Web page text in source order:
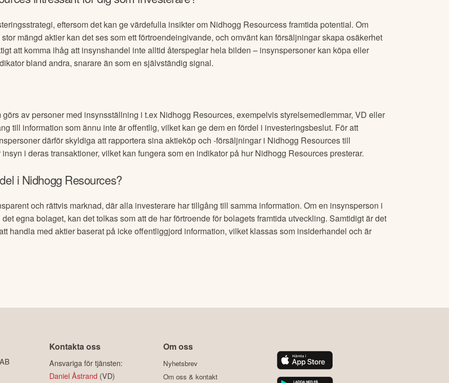
eftersom det kan ge värdefulla insikter om Nidhogg Resourcess framtida potential. Om
mängd aktier kan det ses som ett förtroendeingivande, och omvänt kan försäljningar skapa osäkerhet
att komma ihåg att insynshandel inte alltid återspeglar hela bilden – insynspersoner kan köpa eller
bland andra, snarare än som en självständig signal.
av personer med insynsställning i t.ex Nidhogg Resources, exempelvis styrelsemedlemmar, VD eller
till information som ännu inte är offentlig, vilket kan ge dem en fördel i investeringsbeslut. För att
därför skyldiga att rapportera sina aktieköp och -försäljningar i Nidhogg Resourcestill
i deras transaktioner, vilket kan fungera som en indikator på hur Nidhogg Resources presterar.
i Nidhogg Resources?
och rättvis marknad, där alla investerare har tillgång till samma information. Om en insynsperson i
egna bolaget, kan det tolkas som att de har förtroende för bolagets framtida utveckling. Samtidigt är det
handla med aktier baserat på icke offentliggjord information, vilket klassas som insiderhandel och är
Kontakta oss
Ansvariga för tjänsten:
Daniel Åstrand (VD)
Om oss
Nyhetsbrev
Om oss & kontakt